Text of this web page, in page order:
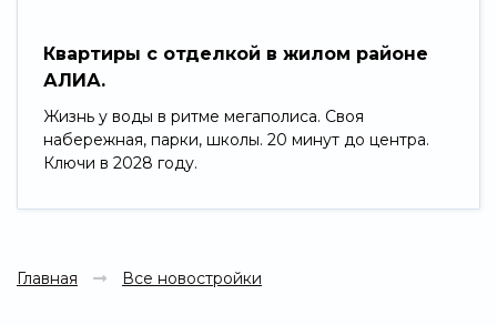
Квартиры с отделкой в жилом районе
АЛИА.
Жизнь у воды в ритме мегаполиса. Своя
набережная, парки, школы. 20 минут до центра.
Ключи в 2028 году.
Главная Все новостройки